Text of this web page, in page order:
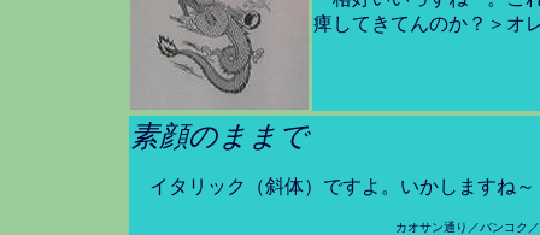
痺してきてんのか？＞オ
素顔のままで
イタリック（斜体）ですよ。いかしますね～
カオサン通り／バンコク